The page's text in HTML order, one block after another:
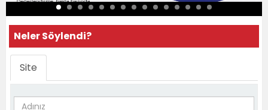
Neler Söylendi?
Site